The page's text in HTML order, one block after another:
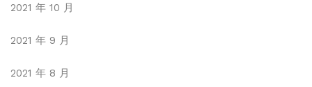
2021 年 10 月
2021 年 9 月
2021 年 8 月